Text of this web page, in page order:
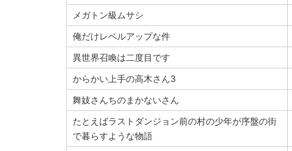
メガトン級ムサシ
俺だけレベルアップな件
異世界召喚は二度目です
からかい上手の高木さん3
舞妓さんちのまかないさん
たとえばラストダンジョン前の村の少年が序盤の街
で暮らすような物語